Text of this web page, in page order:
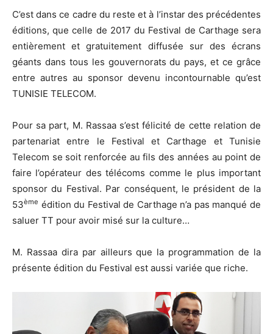
C’est dans ce cadre du reste et à l’instar des précédentes
éditions, que celle de 2017 du Festival de Carthage sera
entièrement et gratuitement diffusée sur des écrans
géants dans tous les gouvernorats du pays, et ce grâce
entre autres au sponsor devenu incontournable qu’est
TUNISIE TELECOM.
Pour sa part, M. Rassaa s’est félicité de cette relation de
partenariat entre le Festival et Carthage et Tunisie
Telecom se soit renforcée au fils des années au point de
faire l’opérateur des télécoms comme le plus important
sponsor du Festival. Par conséquent, le président de la
53ème édition du Festival de Carthage n’a pas manqué de
saluer TT pour avoir misé sur la culture…
M. Rassaa dira par ailleurs que la programmation de la
présente édition du Festival est aussi variée que riche.